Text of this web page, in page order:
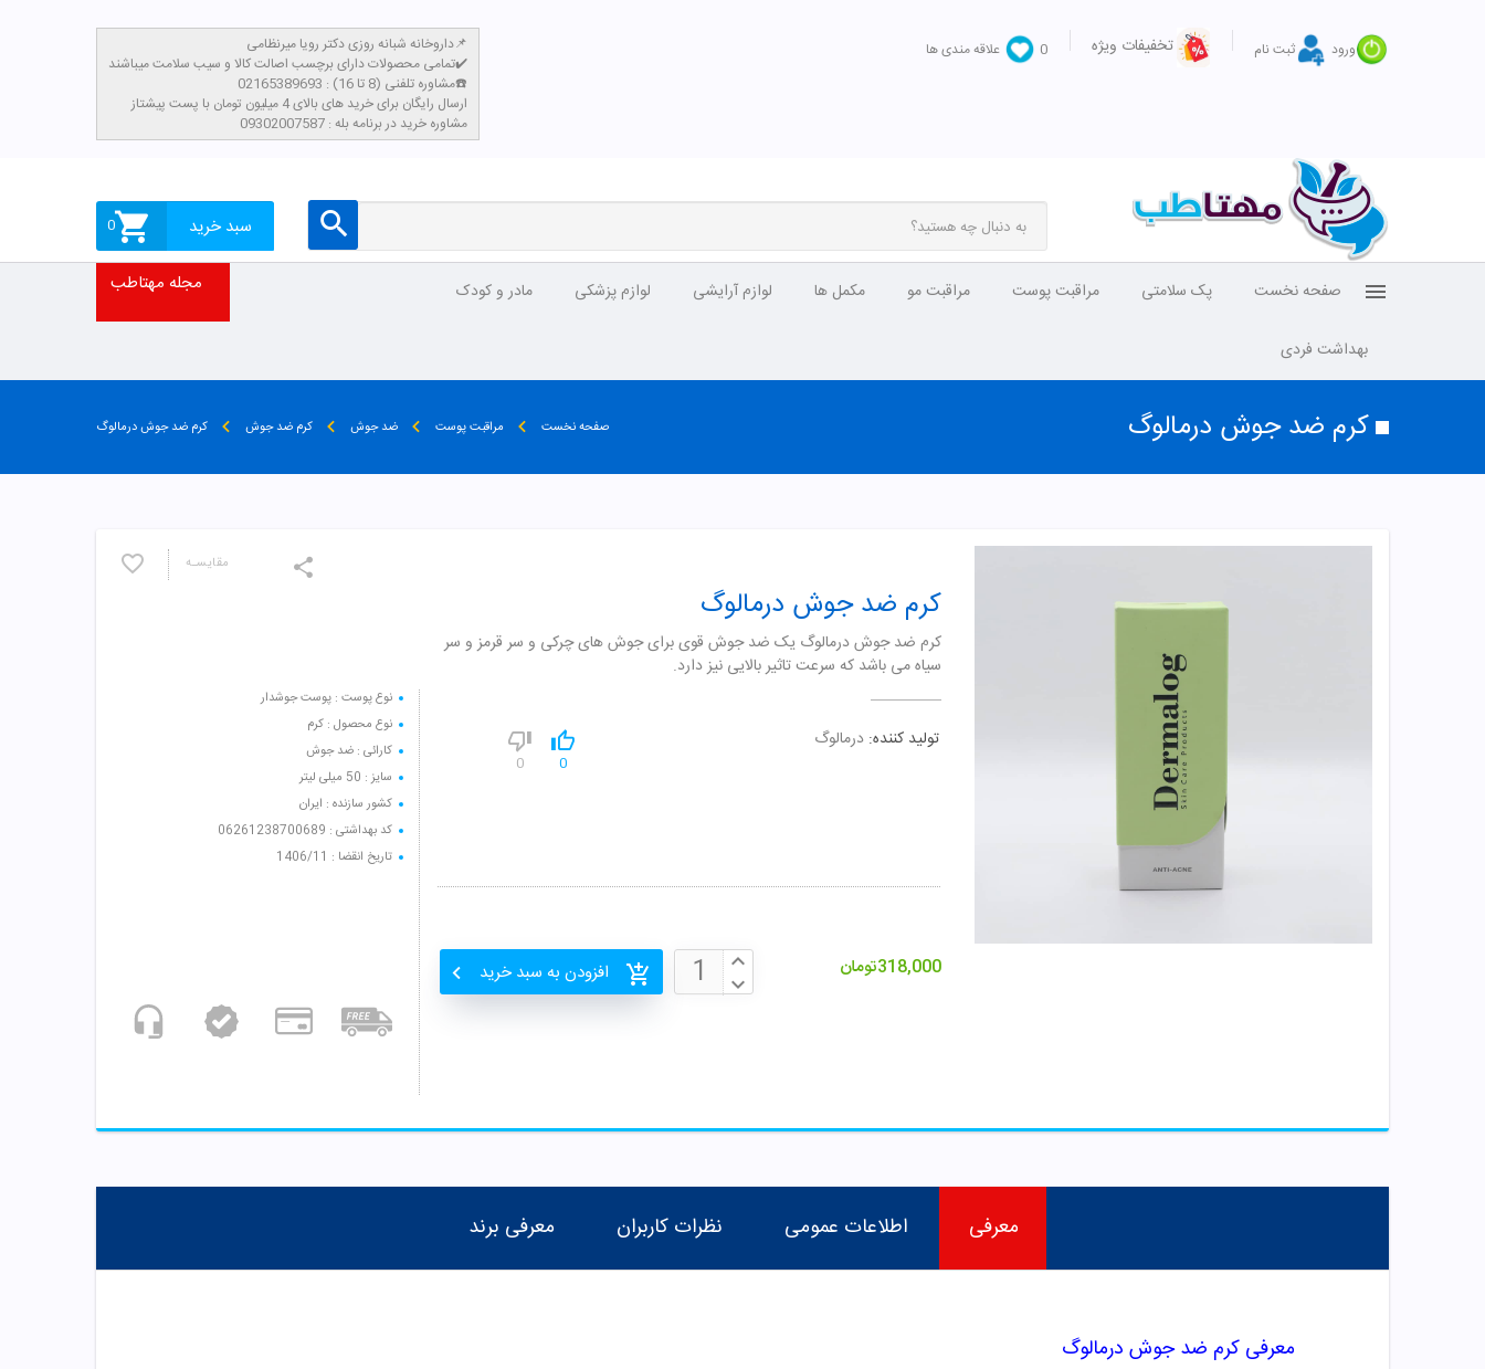
ورود ثبت نام تخفیفات ویژه 0 علاقه مندی ها
داروخانه شبانه روزی دکتر رویا میرنظامی📌
تمامی محصولات دارای برچسب اصالت کالا و سیب سلامت میباشند✔️
مشاوره تلفنی (8 تا 16) : 02165389693☎️
​ارسال رایگان برای خرید های بالای 4 میلیون تومان با پست پیشتاز
مشاوره خرید در برنامه بله : 09302007587
سبد خرید 0
صفحه نخست پک سلامتی مراقبت پوست مراقبت مو مکمل ها لوازم آرایشی لوازم پزشکی مادر و کودک
بهداشت فردی
مجله مهتاطب
کرم ضد جوش درمالوگ صفحه نخست مراقبت پوست ضد جوش کرم ضد جوش کرم ضد جوش درمالوگ
مقایسـه
نوع پوست : پوست جوشدار
نوع محصول : کرم
کارائی : ضد جوش
سایز : 50 میلی لیتر
کشور سازنده : ایران
کد بهداشتی : 06261238700689
تاریخ انقضا : 1406/11
کرم ضد جوش درمالوگ
کرم ضد جوش درمالوگ یک ضد جوش قوی برای جوش های چرکی و سر قرمز و سر
سیاه می باشد که سرعت تاثیر بالایی نیز دارد.
تولید کننده: درمالوگ
0
0
318,000تومان افزودن به سبد خرید
معرفی اطلاعات عمومی نظرات کاربران معرفی برند
معرفی کرم ضد جوش درمالوگ